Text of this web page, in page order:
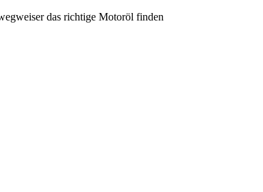
das richtige Motoröl finden